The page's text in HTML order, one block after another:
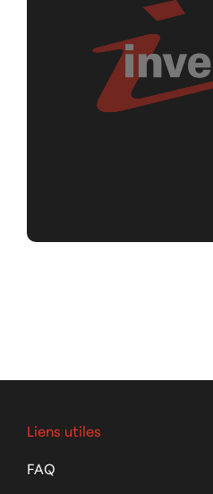
Liens utiles
FAQ